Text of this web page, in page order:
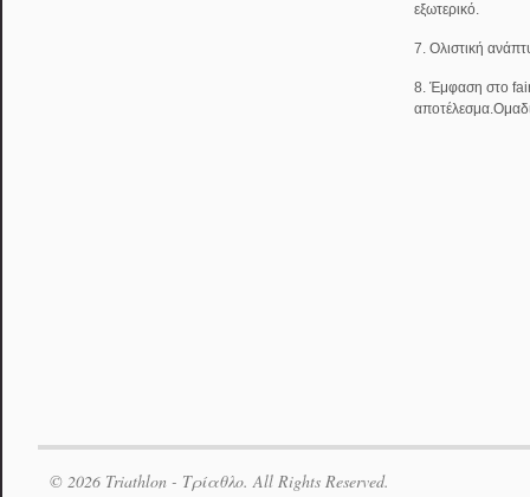
εξωτερικό.
7. Ολιστική
8. Έμφαση στο fair
© 2026 Triathlon - Τρίαθλο. All Rights Reserved.